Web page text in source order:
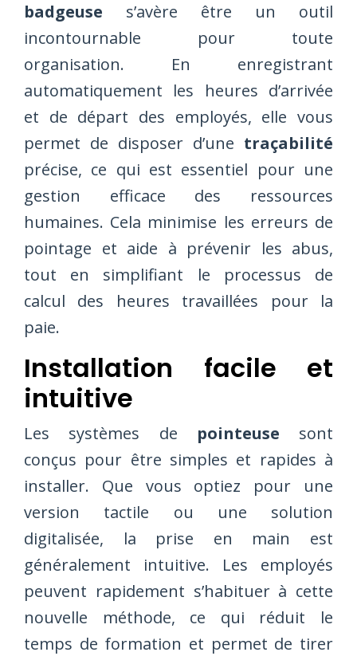
badgeuse s’avère être un outil
incontournable pour toute
organisation. En enregistrant
automatiquement les heures d’arrivée
et de départ des employés, elle vous
permet de disposer d’une traçabilité
précise, ce qui est essentiel pour une
gestion efficace des ressources
humaines. Cela minimise les erreurs de
pointage et aide à prévenir les abus,
tout en simplifiant le processus de
calcul des heures travaillées pour la
paie.
Installation facile et
intuitive
Les systèmes de pointeuse sont
conçus pour être simples et rapides à
installer. Que vous optiez pour une
version tactile ou une solution
digitalisée, la prise en main est
généralement intuitive. Les employés
peuvent rapidement s’habituer à cette
nouvelle méthode, ce qui réduit le
temps de formation et permet de tirer